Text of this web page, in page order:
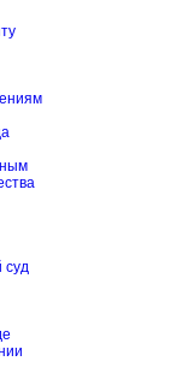
суд